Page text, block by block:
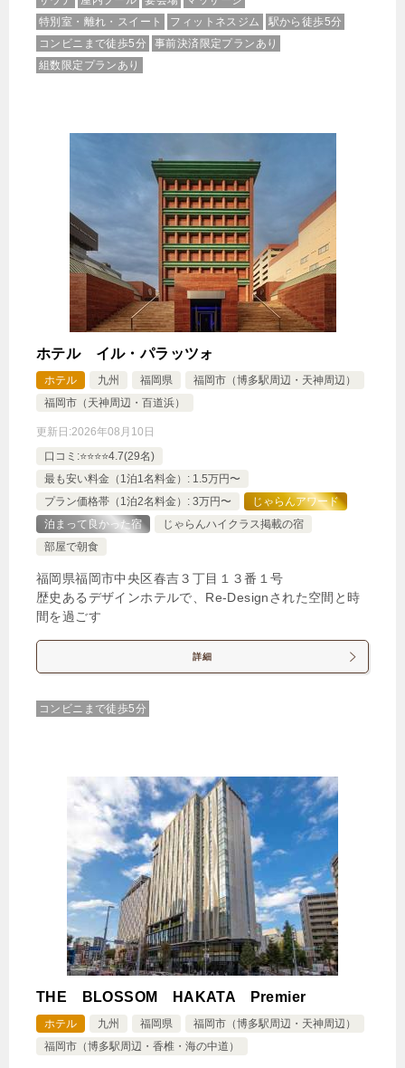
特別室・離れ・スイート
フィットネスジム
駅から徒歩5分
コンビニまで徒歩5分
事前決済限定プランあり
組数限定プランあり
ホテル イル・パラッツォ
ホテル 九州 福岡県
福岡市（博多駅周辺・天神周辺）
福岡市（天神周辺・百道浜）
更新日:2026年08月10日
口コミ:⭐️⭐️⭐️⭐️4.7(29名)
最も安い料金（1泊1名料金）: 1.5万円〜
プラン価格帯（1泊2名料金）: 3万円〜
じゃらんアワード
泊まって良かった宿
じゃらんハイクラス掲載の宿
部屋で朝食
福岡県福岡市中央区春吉３丁目１３番１号
歴史あるデザインホテルで、Re-Designされた空間と時
間を過ごす
詳細
コンビニまで徒歩5分
THE BLOSSOM HAKATA Premier
ホテル 九州 福岡県
福岡市（博多駅周辺・天神周辺）
福岡市（博多駅周辺・香椎・海の中道）